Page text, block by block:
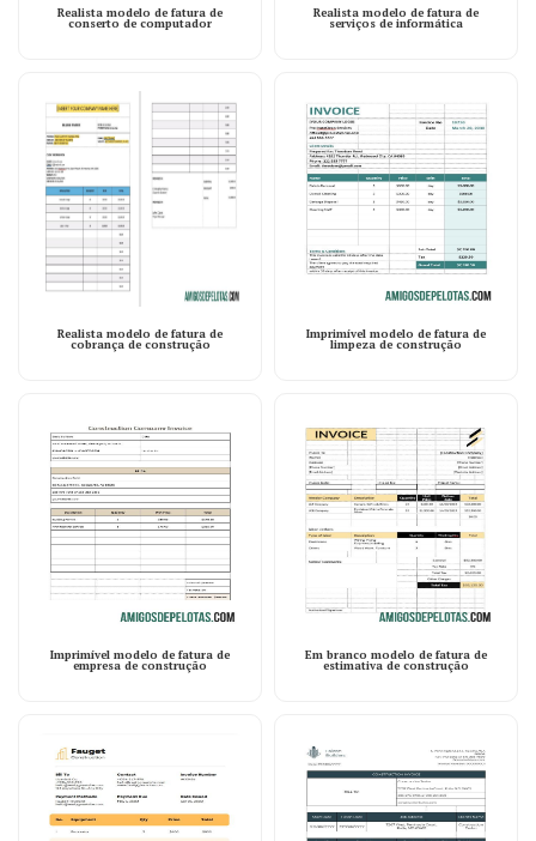
Realista modelo de fatura de
conserto de computador
Realista modelo de fatura de
serviços de informática
Realista modelo de fatura de
cobrança de construção
Imprimível modelo de fatura de
limpeza de construção
Imprimível modelo de fatura de
empresa de construção
Em branco modelo de fatura de
estimativa de construção